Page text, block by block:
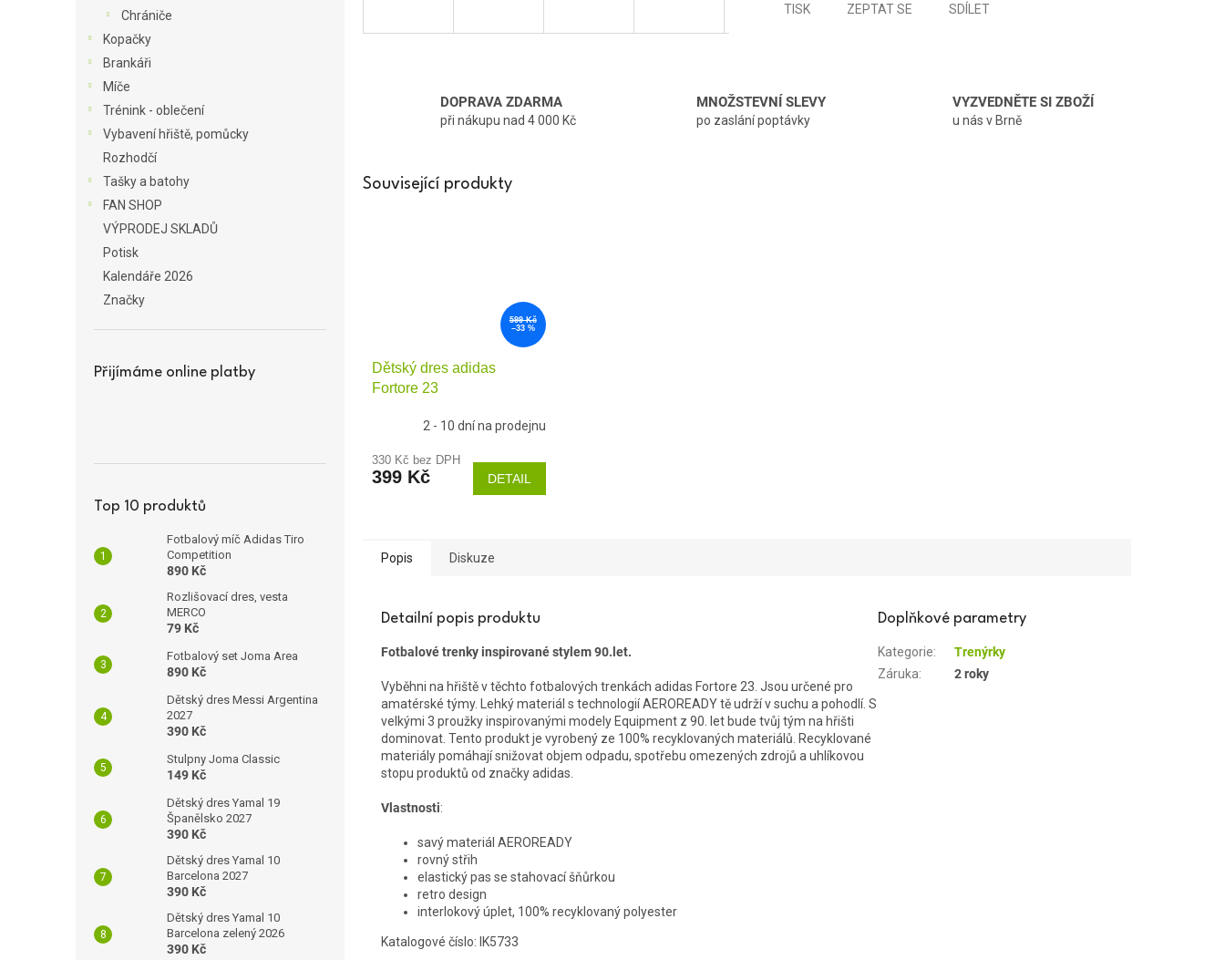
Chrániče
Kopačky
Brankáři
Míče
Trénink - oblečení
Vybavení hřiště, pomůcky
Rozhodčí
Tašky a batohy
FAN SHOP
VÝPRODEJ SKLADŮ
Potisk
Kalendáře 2026
Značky
Přijímáme online platby
Top 10 produktů
Fotbalový míč Adidas Tiro
Competition
890 Kč
Rozlišovací dres, vesta
MERCO
79 Kč
Fotbalový set Joma Area
890 Kč
Dětský dres Messi Argentina
2027
390 Kč
Stulpny Joma Classic
149 Kč
Dětský dres Yamal 19
Španělsko 2027
390 Kč
Dětský dres Yamal 10
Barcelona 2027
390 Kč
Dětský dres Yamal 10
Barcelona zelený 2026
390 Kč
TISK ZEPTAT SE SDÍLET
DOPRAVA ZDARMA
při nákupu nad 4 000 Kč
MNOŽSTEVNÍ SLEVY
po zaslání poptávky
VYZVEDNĚTE SI ZBOŽÍ
u nás v Brně
Související produkty
599 Kč
–33 %
Dětský dres adidas
Fortore 23
2 - 10 dní na prodejnu
330 Kč bez DPH
399 Kč DETAIL
Popis Diskuze
Detailní popis produktu
Fotbalové trenky inspirované stylem 90.let.
Vyběhni na hřiště v těchto fotbalových trenkách adidas Fortore 23. Jsou určené pro
amatérské týmy. Lehký materiál s technologií AEROREADY tě udrží v suchu a pohodlí. S
velkými 3 proužky inspirovanými modely Equipment z 90. let bude tvůj tým na hřišti
dominovat. Tento produkt je vyrobený ze 100% recyklovaných materiálů. Recyklované
materiály pomáhají snižovat objem odpadu, spotřebu omezených zdrojů a uhlíkovou
stopu produktů od značky adidas.
Vlastnosti:
savý materiál AEROREADY
rovný střih
elastický pas se stahovací šňůrkou
retro design
interlokový úplet, 100% recyklovaný polyester
Katalogové číslo: IK5733
Doplňkové parametry
Kategorie:
Trenýrky
Záruka: 2 roky